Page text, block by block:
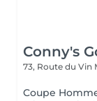
Conny's
73, Route du Vin
Coupe